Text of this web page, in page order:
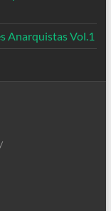
Anarquistas Vol.1